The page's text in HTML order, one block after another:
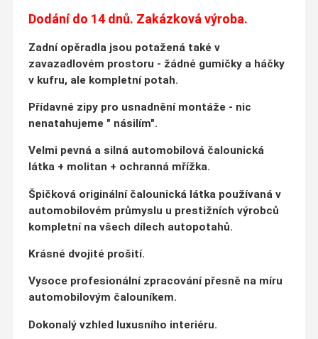
Dodání do 14 dnů. Zakázková výroba.
Zadní opěradla jsou potažená také v
zavazadlovém prostoru - žádné gumičky a háčky
v kufru, ale kompletní potah.
Přídavné zipy pro usnadnění montáže - nic
nenatahujeme " násilím".
Velmi pevná a silná automobilová čalounická
látka + molitan + ochranná mřížka.
Špičková originální čalounická látka používaná v
automobilovém průmyslu u prestižních výrobců
kompletní na všech dílech autopotahů.
Krásné dvojité prošití.
Vysoce profesionální zpracování přesně na míru
automobilovým čalouníkem.
Dokonalý vzhled luxusního interiéru.